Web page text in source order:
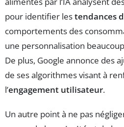
pour identifier lestendances
comportements des
une personnalisation
De plus, Google annonce des
de ses algorithmes visant à
l’engagement utilisateur.
Un autre point à ne pas